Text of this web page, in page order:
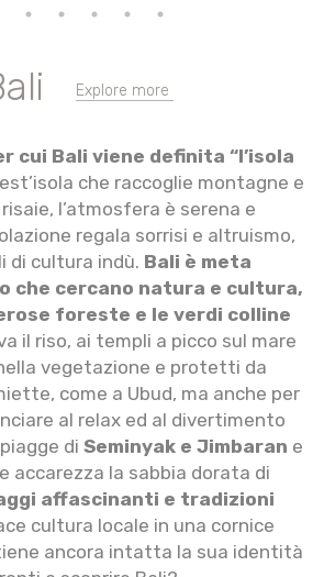
Explore more
cui Bali viene definita “l’isola
che raccoglie montagne e
l’atmosfera è serena e
regala sorrisi e altruismo,
di cultura indù. Bali è meta
che cercano natura e cultura,
foreste e le verdi colline
il riso, ai templi a picco sul mare
vegetazione e protetti da
come a Ubud, ma anche per
al relax ed al divertimento
di Seminyak e Jimbaran e
accarezza la sabbia dorata di
affascinanti e tradizioni
cultura locale in una cornice
ancora intatta la sua identità